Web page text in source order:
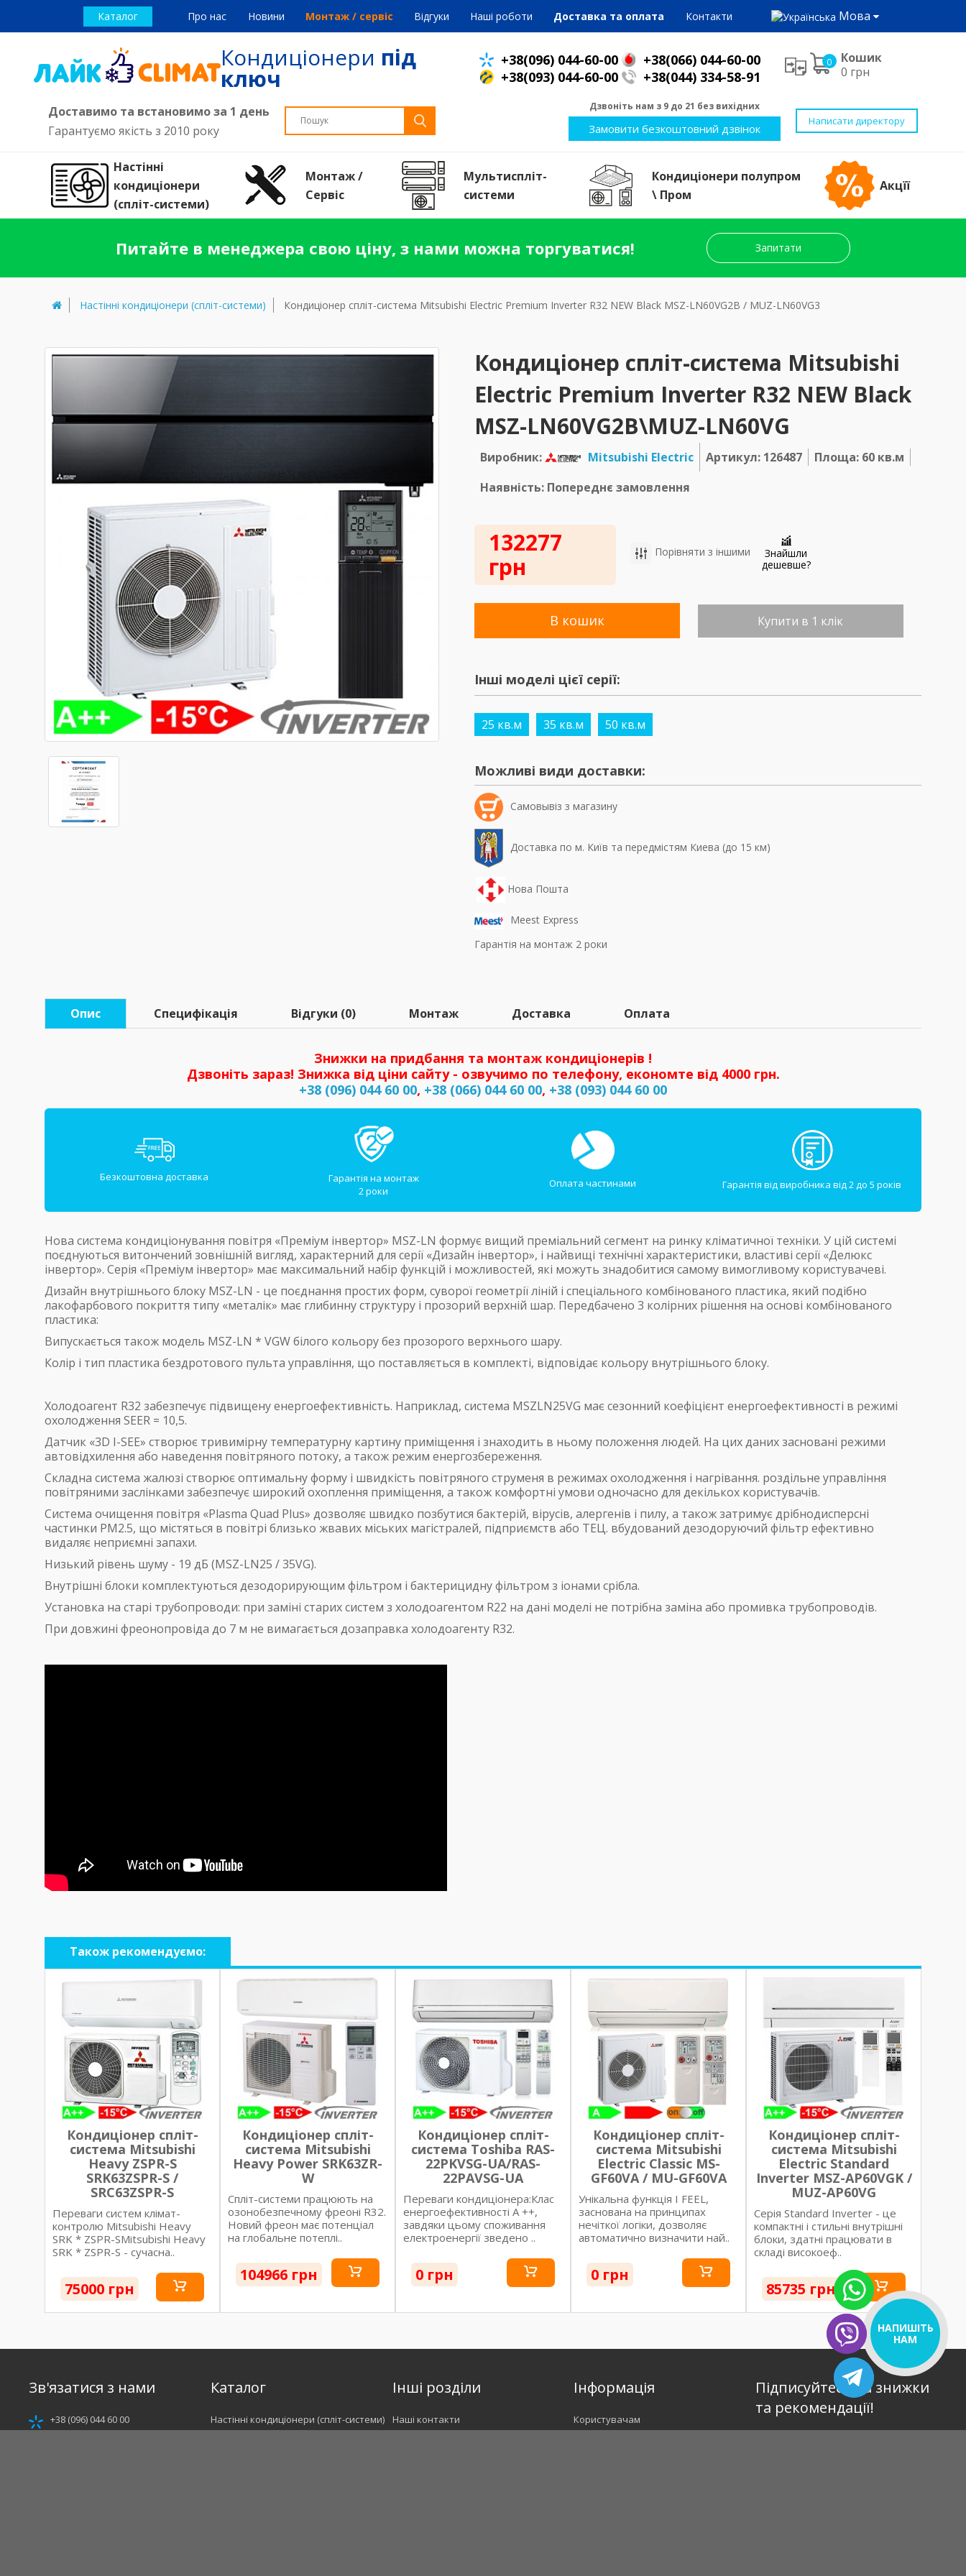
Каталог Про нас Новини Монтаж / сервіс Відгуки Наші роботи Доставка та оплата Контакти Мова
Кондиціонери під
ключ
+38(096) 044-60-00
+38(066) 044-60-00
+38(093) 044-60-00
+38(044) 334-58-91
0
Кошик
0 грн
Доставимо та встановимо за 1 день
Гарантуємо якість з 2010 року
Дзвоніть нам з 9 до 21 без вихідних
Замовити безкоштовний дзвінок
Написати директору
Настінні
кондиціонери
(спліт-системи)
Монтаж /
Сервiс
Мультиспліт-
системи
Кондиціонери полупром
\ Пром
Акцїї
Питайте в менеджера свою ціну, з нами можна торгуватися! Запитати
Настінні кондиціонери (спліт-системи) Кондиціонер спліт-система Mitsubishi Electric Premium Inverter R32 NEW Black MSZ-LN60VG2B / MUZ-LN60VG3
Кондиціонер спліт-система Mitsubishi
Electric Premium Inverter R32 NEW Black
MSZ-LN60VG2B\MUZ-LN60VG
Виробник: Mitsubishi Electric Артикул: 126487
Площа: 60 кв.м
Наявність: Попереднє замовлення
132277
грн
Порівняти з іншими
Знайшли
дешевше?
В кошик Купити в 1 клік
Інші моделі цієї серії:
25 кв.м 35 кв.м 50 кв.м
Можливі види доставки:
Самовывiз з магазину
Доставка по м. Київ та передмістям Киева (до 15 км)
Нова Пошта
Meest Express
Гарантія на монтаж 2 роки
Опис Специфікація Відгуки (0) Монтаж Доставка Оплата
Знижки на придбання та монтаж кондиціонерів !
Дзвоніть зараз! Знижка від ціни сайту - озвучимо по телефону, економте від 4000 грн.
+38 (096) 044 60 00, +38 (066) 044 60 00, +38 (093) 044 60 00
Безкоштовна доставка
Гарантія на монтаж
2 роки
Оплата частинами Гарантія від виробника від 2 до 5 років
Нова система кондиціонування повітря «Преміум інвертор» MSZ-LN формує вищий преміальний сегмент на ринку кліматичної техніки. У цій системі
поєднуються витончений зовнішній вигляд, характерний для серії «Дизайн інвертор», і найвищі технічні характеристики, властиві серії «Делюкс
інвертор». Серія «Преміум інвертор» має максимальний набір функцій і можливостей, які можуть знадобитися самому вимогливому користувачеві.
Дизайн внутрішнього блоку MSZ-LN - це поєднання простих форм, суворої геометрії ліній і спеціального комбінованого пластика, який подібно
лакофарбового покриття типу «металік» має глибинну структуру і прозорий верхній шар. Передбачено 3 колірних рішення на основі комбінованого
пластика:
Випускається також модель MSZ-LN * VGW білого кольору без прозорого верхнього шару.
Колір і тип пластика бездротового пульта управління, що поставляється в комплекті, відповідає кольору внутрішнього блоку.
Холодоагент R32 забезпечує підвищену енергоефективність. Наприклад, система MSZLN25VG має сезонний коефіцієнт енергоефективності в режимі
охолодження SEER = 10,5.
Датчик «3D I-SEE» створює тривимірну температурну картину приміщення і знаходить в ньому положення людей. На цих даних засновані режими
автовідхилення або наведення повітряного потоку, а також режим енергозбереження.
Складна система жалюзі створює оптимальну форму і швидкість повітряного струменя в режимах охолодження і нагрівання. роздільне управління
повітряними заслінками забезпечує широкий охоплення приміщення, а також комфортні умови одночасно для декількох користувачів.
Система очищення повітря «Plasma Quad Plus» дозволяє швидко позбутися бактерій, вірусів, алергенів і пилу, а також затримує дрібнодисперсні
частинки PM2.5, що містяться в повітрі близько жвавих міських магістралей, підприємств або ТЕЦ. вбудований дезодоруючий фільтр ефективно
видаляє неприємні запахи.
Низький рівень шуму - 19 дБ (MSZ-LN25 / 35VG).
Внутрішні блоки комплектуються дезодорирующим фільтром і бактерицидну фільтром з іонами срібла.
Установка на старі трубопроводи: при заміні старих систем з холодоагентом R22 на дані моделі не потрібна заміна або промивка трубопроводів.
При довжині фреонопровіда до 7 м не вимагається дозаправка холодоагенту R32.
Також рекомендуємо:
Кондиціонер спліт-
система Mitsubishi
Heavy ZSPR-S
SRK63ZSPR-S /
SRC63ZSPR-S
Переваги систем клімат-
контролю Mitsubishi Heavy
SRK * ZSPR-SMitsubishi Heavy
SRK * ZSPR-S - сучасна..
75000 грн
Кондиціонер спліт-
система Mitsubishi
Heavy Power SRK63ZR-
W
Спліт-системи працюють на
озонобезпечному фреоні R32.
Новий фреон має потенціал
на глобальне потеплі..
104966 грн
Кондиціонер спліт-
система Toshiba RAS-
22PKVSG-UA/RAS-
22PAVSG-UA
Переваги кондиціонера:Клас
енергоефективності А ++,
завдяки цьому споживання
електроенергії зведено ..
0 грн
Кондиціонер спліт-
система Mitsubishi
Electric Classic MS-
GF60VA / MU-GF60VA
Унікальна функція I FEEL,
заснована на принципах
нечіткої логіки, дозволяє
автоматично визначити най..
0 грн
Кондиціонер спліт-
система Mitsubishi
Electric Standard
Inverter MSZ-AP60VGK /
MUZ-AP60VG
Серія Standard Inverter - це
компактні і стильні внутрішні
блоки, здатні працювати в
складі високоеф..
85735 грн
Зв'язатися з нами
+38 (096) 044 60 00
Каталог
Настінні кондиціонери (спліт-системи)
Інші розділи
Наші контакти
Інформація
Користувачам
Підписуйтесь на знижки
та рекомендації!
НАПИШІТЬ
НАМ